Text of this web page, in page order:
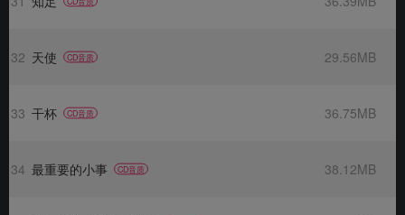
32 天使 CD音质 29.56MB
33 干杯 CD音质 36.75MB
34 最重要的小事 CD音质 38.12MB